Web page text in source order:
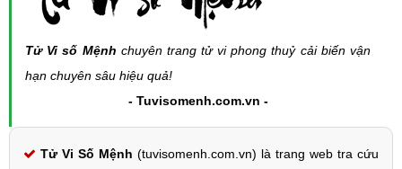
Tử Vi số Mệnh chuyên trang tử vi phong thuỷ cải biến vận
hạn chuyên sâu hiệu quả!
- Tuvisomenh.com.vn -
Tử Vi Số Mệnh (tuvisomenh.com.vn) là trang web tra cứu